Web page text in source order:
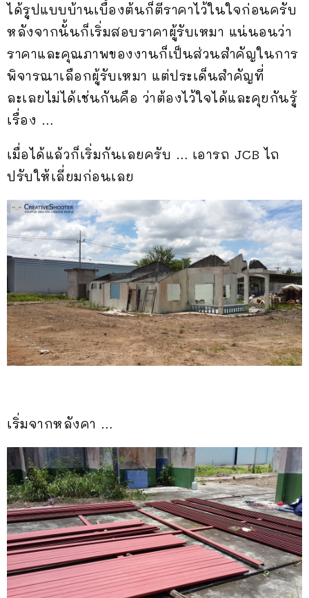
ได้รูปแบบบ้านเบื้องต้นก็ตีราคาไว้ในใจก่อนครับ
หลังจากนั้นก็เริ่มสอบราคาผู้รับเหมา แน่นอนว่า
ราคาและคุณภาพของงานก็เป็นส่วนสำคัญในการ
พิจารณาเลือกผู้รับเหมา แต่ประเด็นสำคัญที่
ละเลยไม่ได้เช่นกันคือ ว่าต้องไว้ใจได้และคุยกันรู้
เรื่อง …
เมื่อได้แล้วก็เริ่มกันเลยครับ … เอารถ JCB ไถ
ปรับให้เลี่ยมก่อนเลย
เริ่มจากหลังคา …